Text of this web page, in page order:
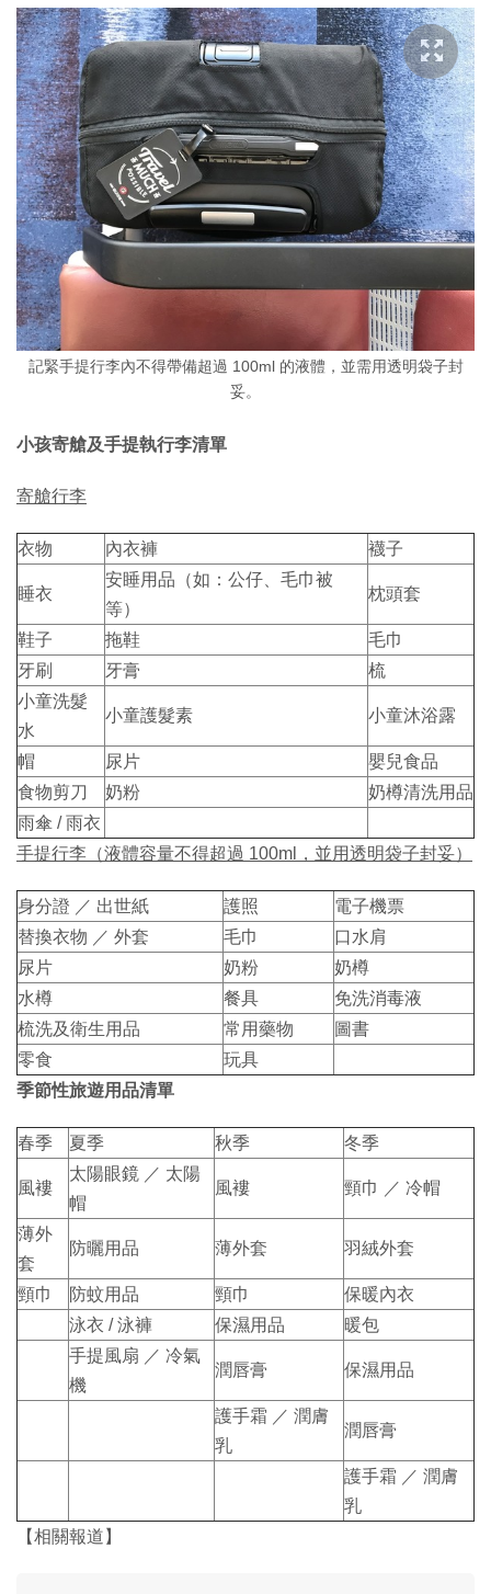
記緊手提行李內不得帶備超過 100ml 的液體，並需用透明袋子封
妥。
小孩寄艙及手提執行李清單
寄艙行李
衣物 內衣褲 襪子
睡衣
安睡用品（如：公仔、毛巾被
等）
枕頭套
鞋子 拖鞋
毛巾
牙刷
牙膏
梳
小童洗髮
水
小童護髮素 小童沐浴露
帽 尿片
嬰兒食品
食物剪刀
奶粉
奶樽清洗用品
雨傘 / 雨衣
手提行李（液體容量不得超過 100ml，並用透明袋子封妥）
身分證 ／ 出世紙 護照
電子機票
替換衣物 ／ 外套
毛巾
口水肩
尿片
奶粉
奶樽
水樽
餐具
免洗消毒液
梳洗及衛生用品
常用藥物
圖書
零食
玩具
季節性旅遊用品清單
春季 夏季 秋季 冬季
風褸
太陽眼鏡 ／ 太陽
帽
風褸 頸巾 ／ 冷帽
薄外
套
防曬用品 薄外套 羽絨外套
頸巾 防蚊用品 頸巾
保暖內衣
泳衣 / 泳褲
保濕用品
暖包
手提風扇 ／ 冷氣
機
潤唇膏 保濕用品
護手霜 ／ 潤膚
乳
潤唇膏
護手霜 ／ 潤膚
乳
【相關報道】